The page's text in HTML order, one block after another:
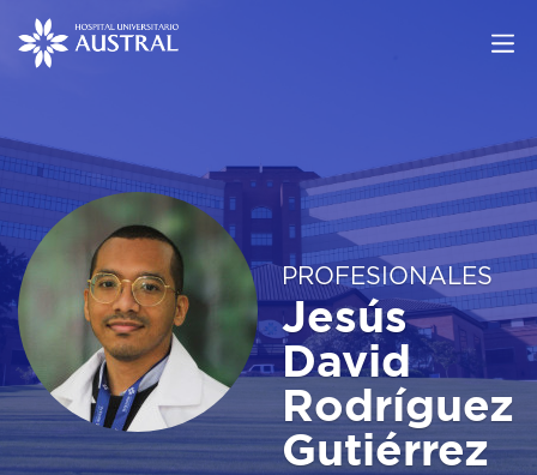
PROFESIONALES
Jesús
David
Rodríguez
Gutiérrez